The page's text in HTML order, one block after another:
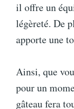
il offre un
légèreté. De
apporte une
Ainsi, que
pour un
gâteau fera